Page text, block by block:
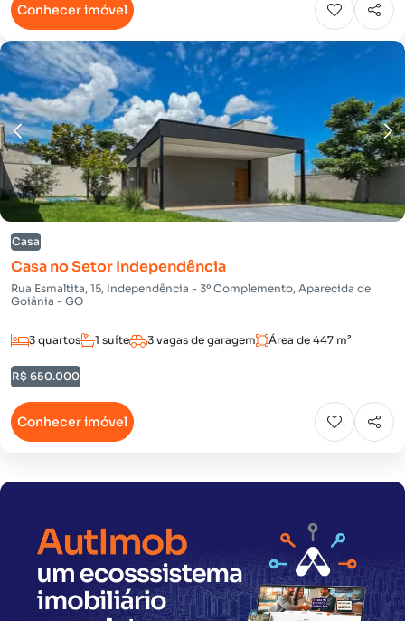
Conhecer imóvel
Casa
Casa no Setor Independência
Rua Esmaltita, 15, Independência - 3º Complemento, Aparecida de
Goiânia - GO
3 quartos 1 suíte 3 vagas de garagem Área de 447 m²
R$ 650.000
Conhecer imóvel